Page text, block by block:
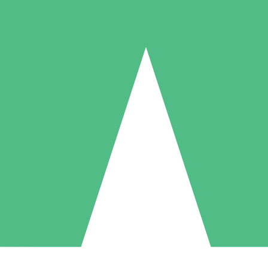
Individuelle Credit-Pakete
nach Bedarf mit Download-Credits. Keine monatliche Verpflichtung